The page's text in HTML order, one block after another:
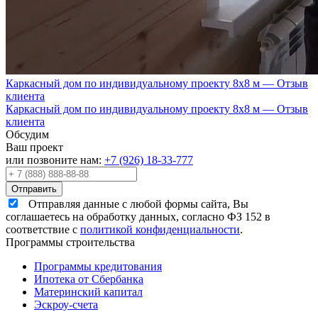
Каркасный дом по индивидуальному проекту 8х8 м — Отзыв
клиента
Каркасный дом по индивидуальному проекту 8х8 м — Отзыв
клиента
Обсудим
Ваш проект
или позвоните нам: +7 (926) 18-33-777
Отправляя данные с любой формы сайта, Вы
соглашаетесь на обработку данных, согласно ФЗ 152 в
соответствие с политикой конфиденциальности.
Программы строительства
Программы кредитования
Ипотека от Сбербанка
Материнский капитал
Эскроу-счета